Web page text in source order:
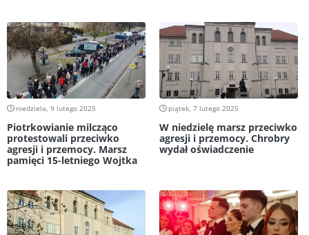
niedziela, 9 lutego 2025
Piotrkowianie milcząco
protestowali przeciwko
agresji i przemocy. Marsz
pamięci 15-letniego Wojtka
piątek, 7 lutego 2025
W niedzielę marsz przeciwko
agresji i przemocy. Chrobry
wydał oświadczenie